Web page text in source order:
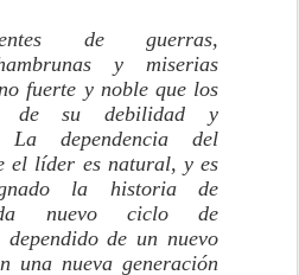
de guerras,
y miserias
fuerte y noble que los
de su debilidad y
dependencia del
el líder es natural, y es
la historia de
nuevo ciclo de
dependido de un nuevo
una nueva generación